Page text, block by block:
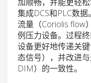
集成DCS和PLC数
流量（Coriolis flow
例压力设备。过程
设备更好地传递关
态信号），并改进
DIM）的一致性。